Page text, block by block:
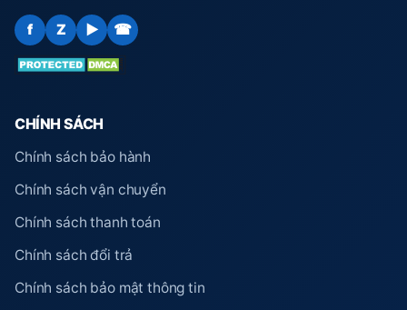
f Z ▶ ☎
CHÍNH SÁCH
Chính sách bảo hành
Chính sách vận chuyển
Chính sách thanh toán
Chính sách đổi trả
Chính sách bảo mật thông tin